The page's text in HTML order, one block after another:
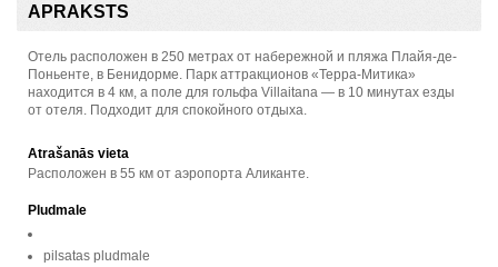
APRAKSTS
Отель расположен в 250 метрах от набережной и пляжа Плайя-де-
Поньенте, в Бенидорме. Парк аттракционов «Терра-Митика»
находится в 4 км, а поле для гольфа Villaitana — в 10 минутах езды
от отеля. Подходит для спокойного отдыха.
Atrašanās vieta
Расположен в 55 км от аэропорта Аликанте.
Pludmale
pilsatas pludmale